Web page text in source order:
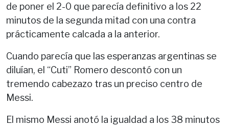
de poner el 2-0 que parecía definitivo a los 22
minutos de la segunda mitad con una contra
prácticamente calcada a la anterior.
Cuando parecía que las esperanzas argentinas se
diluían, el “Cuti” Romero descontó con un
tremendo cabezazo tras un preciso centro de
Messi.
El mismo Messi anotó la igualdad a los 38 minutos